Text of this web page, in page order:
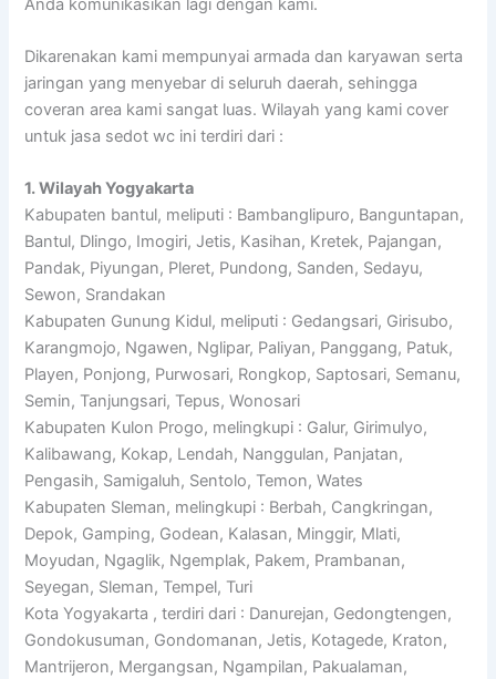
Anda komunikasikan lagi dengan kami.
Dikarenakan kami mempunyai armada dan karyawan serta
jaringan yang menyebar di seluruh daerah, sehingga
coveran area kami sangat luas. Wilayah yang kami cover
untuk jasa sedot wc ini terdiri dari :
1. Wilayah Yogyakarta
Kabupaten bantul, meliputi : Bambanglipuro, Banguntapan,
Bantul, Dlingo, Imogiri, Jetis, Kasihan, Kretek, Pajangan,
Pandak, Piyungan, Pleret, Pundong, Sanden, Sedayu,
Sewon, Srandakan
Kabupaten Gunung Kidul, meliputi : Gedangsari, Girisubo,
Karangmojo, Ngawen, Nglipar, Paliyan, Panggang, Patuk,
Playen, Ponjong, Purwosari, Rongkop, Saptosari, Semanu,
Semin, Tanjungsari, Tepus, Wonosari
Kabupaten Kulon Progo, melingkupi : Galur, Girimulyo,
Kalibawang, Kokap, Lendah, Nanggulan, Panjatan,
Pengasih, Samigaluh, Sentolo, Temon, Wates
Kabupaten Sleman, melingkupi : Berbah, Cangkringan,
Depok, Gamping, Godean, Kalasan, Minggir, Mlati,
Moyudan, Ngaglik, Ngemplak, Pakem, Prambanan,
Seyegan, Sleman, Tempel, Turi
Kota Yogyakarta , terdiri dari : Danurejan, Gedongtengen,
Gondokusuman, Gondomanan, Jetis, Kotagede, Kraton,
Mantrijeron, Mergangsan, Ngampilan, Pakualaman,